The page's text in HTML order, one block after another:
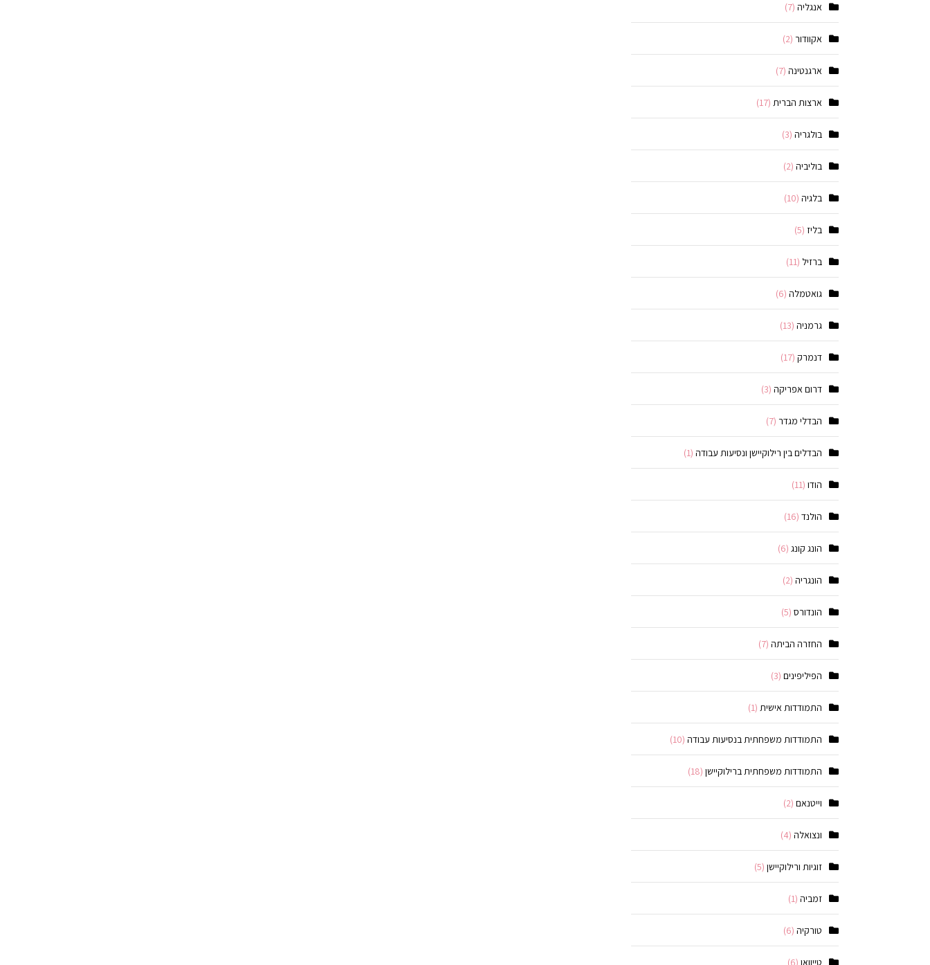
אנגליה (7)
אקוודור (2)
ארגנטינה (7)
ארצות הברית (17)
בולגריה (3)
בוליביה (2)
בלגיה (10)
בליז (5)
ברזיל (11)
גואטמלה (6)
גרמניה (13)
דנמרק (17)
דרום אפריקה (3)
הבדלי מגדר (7)
הבדלים בין רילוקיישן ונסיעות עבודה (1)
הודו (11)
הולנד (16)
הונג קונג (6)
הונגריה (2)
הונדורס (5)
החזרה הביתה (7)
הפיליפינים (3)
התמודדות אישית (1)
התמודדות משפחתית בנסיעות עבודה (10)
התמודדות משפחתית ברילוקיישן (18)
וייטנאם (2)
ונצואלה (4)
זוגיות ורילוקיישן (5)
זמביה (1)
טורקיה (6)
טייוואן (6)